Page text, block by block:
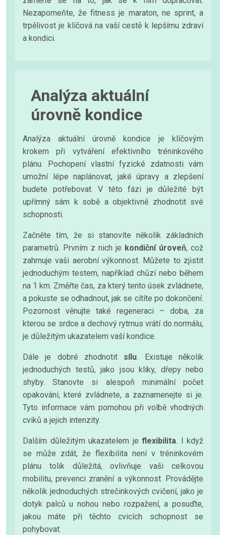
Nezapomeňte, že fitness je maraton, ne sprint, a
trpělivost je klíčová na vaší cestě k lepšímu zdraví
a kondici.
Analýza aktuální
úrovně kondice
Analýza aktuální úrovně kondice je klíčovým
krokem při vytváření efektivního tréninkového
plánu. Pochopení vlastní fyzické zdatnosti vám
umožní lépe naplánovat, jaké úpravy a zlepšení
budete potřebovat. V této fázi je důležité být
upřímný sám k sobě a objektivně zhodnotit své
schopnosti.
Začněte tím, že si stanovíte několik základních
parametrů. Prvním z nich je kondiční úroveň, což
zahrnuje vaši aerobní výkonnost. Můžete to zjistit
jednoduchým testem, například chůzí nebo během
na 1 km. Změřte čas, za který tento úsek zvládnete,
a pokuste se odhadnout, jak se cítíte po dokončení.
Pozornost věnujte také regeneraci – doba, za
kterou se srdce a dechový rytmus vrátí do normálu,
je důležitým ukazatelem vaší kondice.
Dále je dobré zhodnotit sílu. Existuje několik
jednoduchých testů, jako jsou kliky, dřepy nebo
shyby. Stanovte si alespoň minimální počet
opakování, které zvládnete, a zaznamenejte si je.
Tyto informace vám pomohou při volbě vhodných
cviků a jejich intenzity.
Dalším důležitým ukazatelem je flexibilita. I když
se může zdát, že flexibilita není v tréninkovém
plánu tolik důležitá, ovlivňuje vaši celkovou
mobilitu, prevenci zranění a výkonnost. Provádějte
několik jednoduchých strečinkových cvičení, jako je
dotyk palců u nohou nebo rozpažení, a posuďte,
jakou máte při těchto cvicích schopnost se
pohybovat.